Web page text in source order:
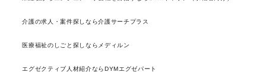
介護の求人・案件探しなら介護サーチプラス
医療福祉のしごと探しならメディルン
エグゼクティブ人材紹介ならDYMエグゼパート